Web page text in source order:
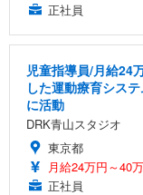
正社員
児童指導員/月給24
した運動療育シス
に活動
DRK青山スタジオ
東京都
月給24万円～40
正社員